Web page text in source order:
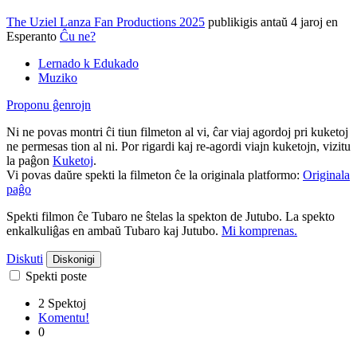
The Uziel Lanza Fan Productions 2025 publikigis antaŭ 4 jaroj en
Esperanto Ĉu ne?
Lernado k Edukado
Muziko
Proponu ĝenrojn
Ni ne povas montri ĉi tiun filmeton al vi, ĉar viaj agordoj pri kuketoj
ne permesas tion al ni. Por rigardi kaj re-agordi viajn kuketojn, vizitu
la paĝon Kuketoj.
Vi povas daŭre spekti la filmeton ĉe la originala platformo: Originala
paĝo
Spekti filmon ĉe Tubaro ne ŝtelas la spekton de Jutubo. La spekto
enkalkuliĝas en ambaŭ Tubaro kaj Jutubo. Mi komprenas.
Diskuti Diskonigi
Spekti poste
2 Spektoj
Komentu!
0